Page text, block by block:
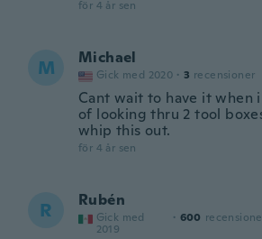
för 4 år sen
M Michael
Gick med 2020 · 3 recensioner
Cant wait to have it when
of looking thru 2 tool
whip this out.
för 4 år sen
R Rubén
Gick med
2019
· 600